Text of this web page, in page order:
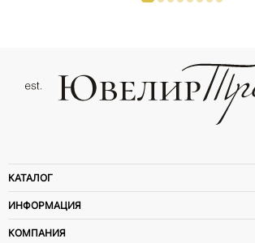
КАТАЛОГ
ИНФОРМАЦИЯ
КОМПАНИЯ